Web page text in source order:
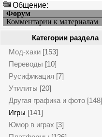
Общение:
Форум
Комментарии к материалам
Категории раздела
Мод-хаки [153]
Переводы [10]
Русификация [7]
Утилиты [20]
Другая графика и фото [148]
Игры [141]
Юмор в играх [3]